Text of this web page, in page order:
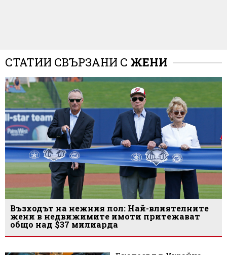
СТАТИИ СВЪРЗАНИ С ЖЕНИ
Възходът на нежния пол: Най-влиятелните
жени в недвижимите имоти притежават
общо над $37 милиарда